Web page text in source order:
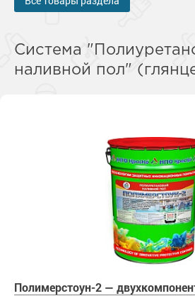
Система
наливной пол"
Полимерстоун-2 —